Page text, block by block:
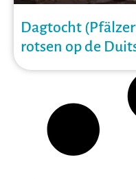
Dagtocht
rotsen op de